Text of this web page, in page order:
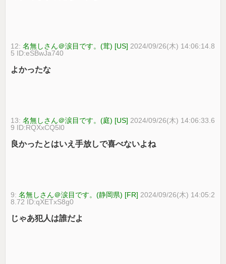
12:名無しさん＠涙目です。(茸) [US] 2024/09/26(木) 14:06:14.8
5 ID:eSBwJa740
よかったな
13:名無しさん＠涙目です。(庭) [US] 2024/09/26(木) 14:06:33.6
9 ID:RQXxCQ5l0
良かったとはいえ手放しで喜べないよね
9:名無しさん＠涙目です。(静岡県) [FR] 2024/09/26(木) 14:05:2
8.72 ID:qXETxS8g0
じゃあ犯人は誰だよ